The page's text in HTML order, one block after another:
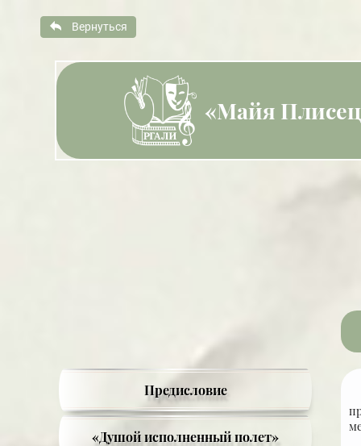
Вернуться
«Майя
Предисловие
«Душой исполненный полет»